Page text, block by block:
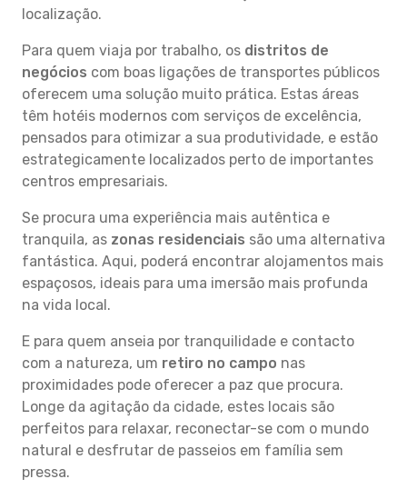
localização.
Para quem viaja por trabalho, os distritos de
negócios com boas ligações de transportes públicos
oferecem uma solução muito prática. Estas áreas
têm hotéis modernos com serviços de excelência,
pensados para otimizar a sua produtividade, e estão
estrategicamente localizados perto de importantes
centros empresariais.
Se procura uma experiência mais autêntica e
tranquila, as zonas residenciais são uma alternativa
fantástica. Aqui, poderá encontrar alojamentos mais
espaçosos, ideais para uma imersão mais profunda
na vida local.
E para quem anseia por tranquilidade e contacto
com a natureza, um retiro no campo nas
proximidades pode oferecer a paz que procura.
Longe da agitação da cidade, estes locais são
perfeitos para relaxar, reconectar-se com o mundo
natural e desfrutar de passeios em família sem
pressa.